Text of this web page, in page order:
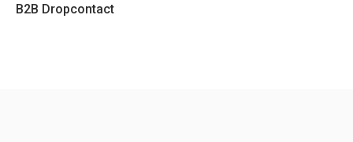
B2B Dropcontact